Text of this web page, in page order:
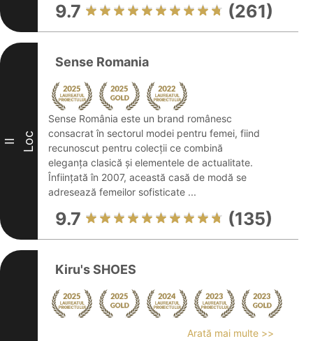
9.7 (261)
II Loc
Sense Romania
Sense România este un brand românesc
consacrat în sectorul modei pentru femei, fiind
recunoscut pentru colecții ce combină
eleganța clasică și elementele de actualitate.
Înființată în 2007, această casă de modă se
adresează femeilor sofisticate ...
9.7 (135)
Kiru's SHOES
Arată mai multe >>